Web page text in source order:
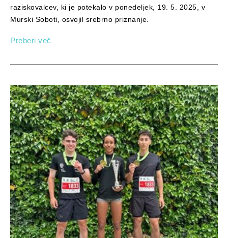
raziskovalcev, ki je potekalo v ponedeljek, 19. 5. 2025, v
Murski Soboti, osvojil srebrno priznanje.
Preberi več